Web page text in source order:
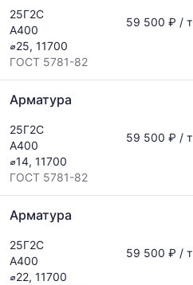
по
актуальным
предложениям
и
мере
прайс-
листов.
запросу
25Г2С
А400
⌀25, 11700
ГОСТ 5781-82
59 500 ₽ / т
Арматура
25Г2С
А400
⌀14, 11700
ГОСТ 5781-82
59 500 ₽ / т
Арматура
25Г2С
А400
⌀22, 11700
59 500 ₽ / т